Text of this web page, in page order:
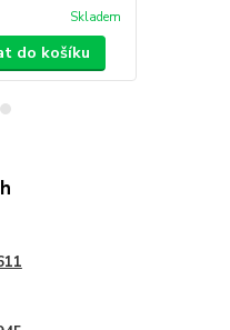
Skladem
do košíku